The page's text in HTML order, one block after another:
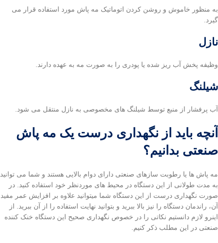
به منظور خاموش و روشن کردن اتوماتیک مه پاش مورد استفاده قرار می
گیرد.
نازل
وظیفه پخش آب ریز شده یا پودری را به صورت مه به عهده دارند.
شیلنگ
آب پرفشار از منبع توسط شیلنگ های مخصوصی به نازل منتقل می شود.
آنچه باید از نگهداری درست یک مه پاش
صنعتی بدانیم؟
مه پاش ها یا رطوبت سازهای صنعتی دارای دوام بالایی هستند و شما می توانید
به مدت طولانی از این دستگاه در محیط های موردنظر خود استفاده کنید. در
صورت نگهداری درست از این دستگاه شما میتوانید علاوه بر افزایش عمر مفید
آن، راندمان دستگاه را نیز بالا ببرید و بتوانید نهایت استفاده را از آن ببرید. از
اینرو لازم دانستیم نکاتی را در خصوص نگهداری صحیح این دستگاه خنک کننده
صنعتی در این مطلب ذکر کنیم.